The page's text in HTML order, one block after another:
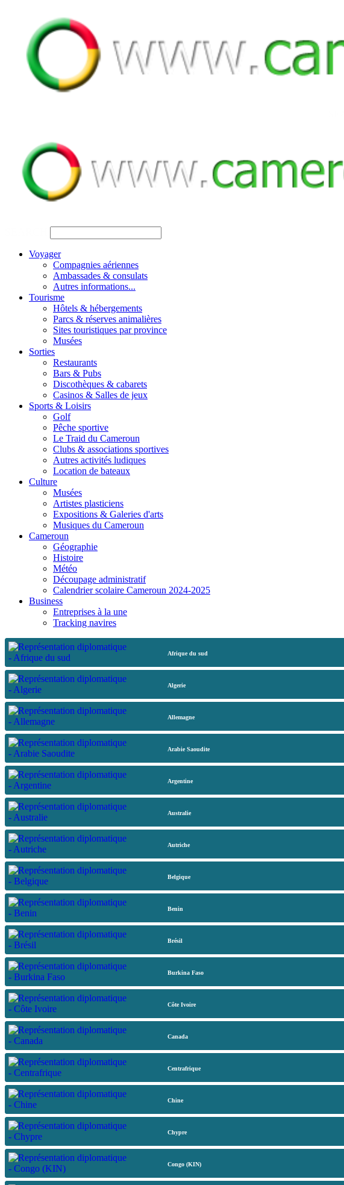
Voyager
Compagnies aériennes
Ambassades & consulats
Autres informations...
Tourisme
Hôtels & hébergements
Parcs & réserves animalières
Sites touristiques par province
Musées
Sorties
Restaurants
Bars & Pubs
Discothèques & cabarets
Casinos & Salles de jeux
Sports & Loisirs
Golf
Pêche sportive
Le Traid du Cameroun
Clubs & associations sportives
Autres activités ludiques
Location de bateaux
Culture
Musées
Artistes plasticiens
Expositions & Galeries d'arts
Musiques du Cameroun
Cameroun
Géographie
Histoire
Météo
Découpage administratif
Calendrier scolaire Cameroun 2024-2025
Business
Entreprises à la une
Tracking navires
Afrique du sud
Algerie
Allemagne
Arabie Saoudite
Argentine
Australie
Autriche
Belgique
Benin
Brésil
Burkina Faso
Côte Ivoire
Canada
Centrafrique
Chine
Chypre
Congo (KIN)